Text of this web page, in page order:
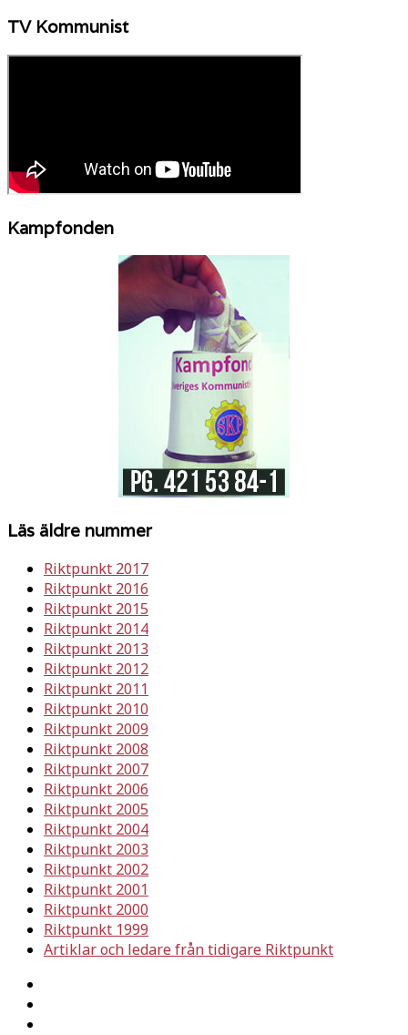
TV Kommunist
Kampfonden
Läs äldre nummer
Riktpunkt 2017
Riktpunkt 2016
Riktpunkt 2015
Riktpunkt 2014
Riktpunkt 2013
Riktpunkt 2012
Riktpunkt 2011
Riktpunkt 2010
Riktpunkt 2009
Riktpunkt 2008
Riktpunkt 2007
Riktpunkt 2006
Riktpunkt 2005
Riktpunkt 2004
Riktpunkt 2003
Riktpunkt 2002
Riktpunkt 2001
Riktpunkt 2000
Riktpunkt 1999
Artiklar och ledare från tidigare Riktpunkt